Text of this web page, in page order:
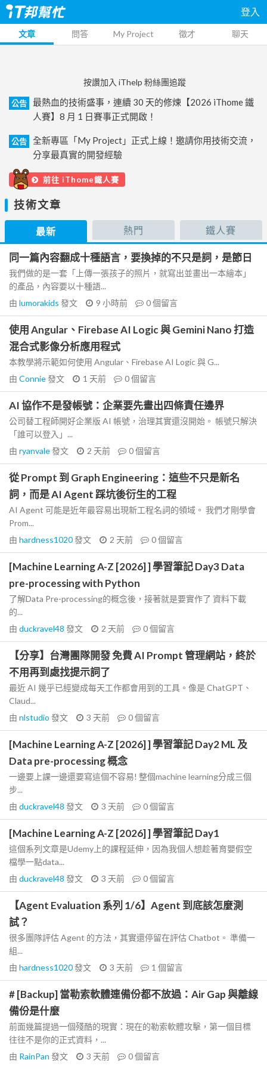
登入
文章 問答 My Project 徵才 聊天
按讚加入 iThelp 粉絲團追蹤
公告
最熱血的技術盛事，連續 30 天的修煉【2026 iThome 鐵
人賽】8 月 1 日賽事正式開啟！
公告
全新專區「My Project」正式上線！邀請你用技術交流，
分享最真實的開發經驗
前往 iThome鐵人賽
技術文章
最新 熱門 鐵人賽
同一篇內容翻成十種語言，要換掉的不只是詞，是節日
我們做的是一套「上傳一張孩子的照片，就寫出並畫出一本繪本」
的產品，內容要以十種語...
由 lumorakids 發文 9 小時前 0個留言
使用 Angular、Firebase AI Logic 與 Gemini Nano 打造
混合式影像分析應用程式
本教學將示範如何使用 Angular、Firebase AI Logic 與 G...
由 Connie發文 1 天前 0個留言
AI 協作不是發帳號：企業要先畫出四條責任邊界
公司替工程師開好企業版 AI 帳號，治理其實還沒開始。 帳號只解決
「誰可以登入」...
由 ryanvale發文 2 天前 0個留言
從 Prompt 到 Graph Engineering：這些不只是新名
詞，而是 AI Agent 踩坑後衍生的工程
AI Agent 可能是近年最容易出現新工程名詞的領域。 我們才剛學會
Prom...
由 hardness1020發文 2 天前 0個留言
[Machine Learning A-Z [2026] ] 學習筆記 Day3 Data
pre-processing with Python
了解Data Pre-processing的概念後，接著就是要實作了 資料下載
的...
由 duckravel48 發文 2 天前 0個留言
【分享】台灣團隊開發 免費 AI Prompt 管理網站，終於
不用再到處找提示詞了
最近 AI 幾乎已經變成每天工作都會用到的工具。像是 ChatGPT、
Claud...
由 nlstudio 發文 3 天前 0個留言
[Machine Learning A-Z [2026] ] 學習筆記 Day2 ML 及
Data pre-processing 概念
一邊要上課一邊還要寫這個不容易! 整個machine learning分成三個
步...
由 duckravel48 發文 3 天前 0個留言
[Machine Learning A-Z [2026] ] 學習筆記 Day1
這個系列文章是Udemy上的課程延伸，因為我個人想趁著育嬰假空
檔學一點data...
由 duckravel48 發文 3 天前 0個留言
【Agent Evaluation 系列 1/6】Agent 到底該怎麼測
試？
很多團隊評估 Agent 的方法，其實還停留在評估 Chatbot。 準備一
組...
由 hardness1020發文 3 天前 1 個留言
# [Backup] 當勒索軟體連備份都不放過：Air Gap 與離線
備份是什麼
前面幾篇提過一個殘酷的現實：現在的勒索軟體攻擊，第一個目標
往往不是你的正式資料，...
由 RainPan 發文 3 天前 0個留言